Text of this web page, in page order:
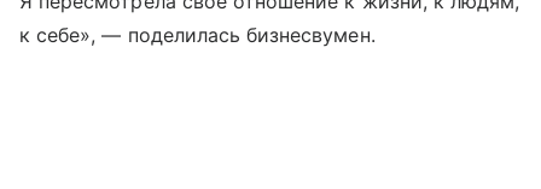
к себе», — поделилась бизнесвумен.